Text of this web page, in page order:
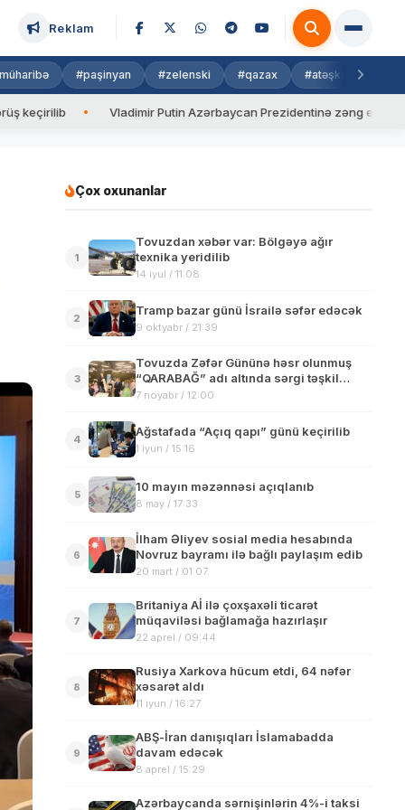
Reklam
#paşinyan #zelenski #qazax #atəşkəs
Vladimir Putin Azərbaycan Prezidentinə zəng edib Valyuta
Çox oxunanlar
1
Tovuzdan xəbər var: Bölgəyə ağır
texnika yeridilib
14 iyul / 11:08
2
Tramp bazar günü İsrailə səfər edəcək
9 oktyabr / 21:39
3
Tovuzda Zəfər Gününə həsr olunmuş
“QARABAĞ” adı altında sərgi təşkil
edilib
7 noyabr / 12:00
4
Ağstafada “Açıq qapı” günü keçirilib
1 iyun / 15:16
5
10 mayın məzənnəsi açıqlanıb
8 may / 17:33
6
İlham Əliyev sosial media hesabında
Novruz bayramı ilə bağlı paylaşım edib
20 mart / 01:07
7
Britaniya Aİ ilə çoxşaxəli ticarət
müqaviləsi bağlamağa hazırlaşır
22 aprel / 09:44
8
Rusiya Xarkova hücum etdi, 64 nəfər
xəsarət aldı
11 iyun / 16:27
9
ABŞ-İran danışıqları İslamabadda
davam edəcək
8 aprel / 15:29
Azərbaycanda sərnişinlərin 4%-i taksi